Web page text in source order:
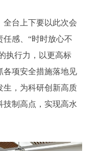
全台上下要以此次会
感、“时时放心不
执行力，以更高标
各项安全措施落地见
生，为科研创新高质
技制高点，实现高水